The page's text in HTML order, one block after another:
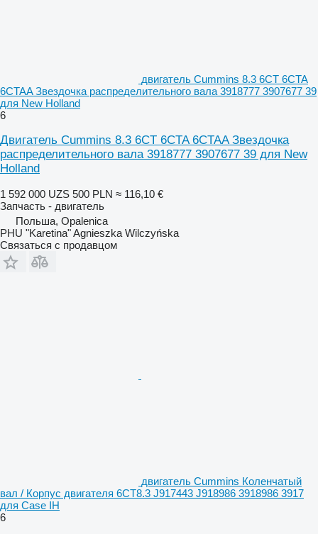
двигатель Cummins 8.3 6CT 6CTA
6CTAA Звездочка распределительного вала 3918777 3907677 39
для New Holland
6
Двигатель Cummins 8.3 6CT 6CTA 6CTAA Звездочка
распределительного вала 3918777 3907677 39 для New
Holland
1 592 000 UZS 500 PLN ≈ 116,10 €
Запчасть - двигатель
Польша, Opalenica
PHU "Karetina" Agnieszka Wilczyńska
Связаться с продавцом
двигатель Cummins Коленчатый
вал / Корпус двигателя 6CT8.3 J917443 J918986 3918986 3917
для Case IH
6